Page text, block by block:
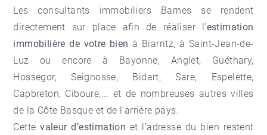
Les consultants immobiliers Barnes se rendent
directement sur place afin de réaliser l’estimation
immobilière de votre bien à Biarritz, à Saint-Jean-de-
Luz ou encore à Bayonne, Anglet, Guéthary,
Hossegor,Seignosse, Bidart, Sare, Espelette,
Capbreton, Ciboure,... et de nombreuses autres villes
de la Côte Basque et de l’arrière pays.
Cettevaleur d’estimation et l’adresse du bien restent